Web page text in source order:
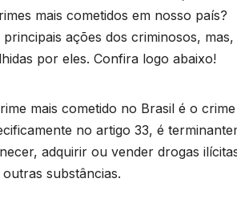
mais cometidos em nosso país?
ações dos criminosos, mas,
por eles. Confira logo abaixo!
mais cometido no Brasil é o crime
no artigo 33, é
adquirir ou vender drogas
substâncias.